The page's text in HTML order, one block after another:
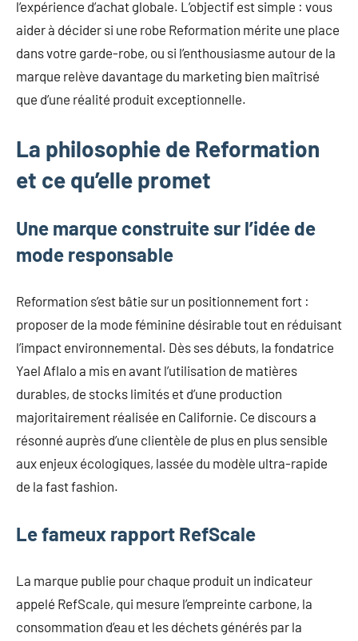
l’expérience d’achat globale. L’objectif est simple : vous
aider à décider si une robe Reformation mérite une place
dans votre garde-robe, ou si l’enthousiasme autour de la
marque relève davantage du marketing bien maîtrisé
que d’une réalité produit exceptionnelle.
La philosophie de Reformation
et ce qu’elle promet
Une marque construite sur l’idée de
mode responsable
Reformation s’est bâtie sur un positionnement fort :
proposer de la mode féminine désirable tout en réduisant
l’impact environnemental. Dès ses débuts, la fondatrice
Yael Aflalo a mis en avant l’utilisation de matières
durables, de stocks limités et d’une production
majoritairement réalisée en Californie. Ce discours a
résonné auprès d’une clientèle de plus en plus sensible
aux enjeux écologiques, lassée du modèle ultra-rapide
de la fast fashion.
Le fameux rapport RefScale
La marque publie pour chaque produit un indicateur
appelé RefScale, qui mesure l’empreinte carbone, la
consommation d’eau et les déchets générés par la